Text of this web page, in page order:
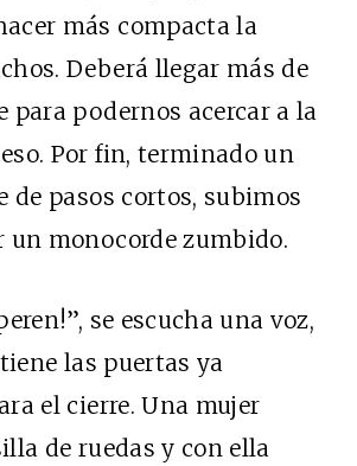
más compacta la
Deberá llegar más de
para podernos acercar a la
Por fin, terminado un
de pasos cortos, subimos
un monocorde zumbido.
se escucha una voz,
las puertas ya
el cierre. Una mujer
de ruedas y con ella